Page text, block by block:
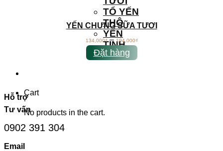
TỔ YẾN
THÔ
YẾN
TINH
CHẾ
Cart
No products in the cart.
YẾN CHƯNG SỮA TƯƠI
134,000₫–194,000₫
Đặt hàng
Hỗ trợ
Tư vấn
0902 391 304
Email